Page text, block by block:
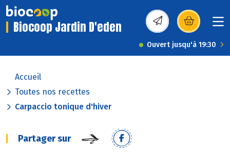
Biocoop Jardin D'eden (s’ouvre dans une
Ouvert jusqu'à 19:30
Accueil
Toutes nos recettes
Carpaccio tonique d'hiver
Partager sur